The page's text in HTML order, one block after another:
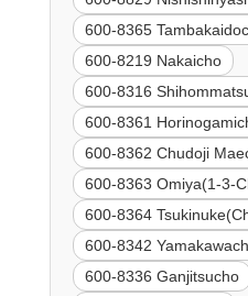
600-8365
600-8219 Nakaicho
600-8316
600-8361
600-8362 Chudoji
600-8363 Omiya(1-3-
600-8364
600-8342
600-8336 Ganjitsucho